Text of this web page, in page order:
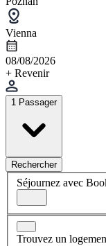
Vienna
08/08/2026
+ Revenir
1 Passager
Rechercher
Séjournez avec
Trouvez un